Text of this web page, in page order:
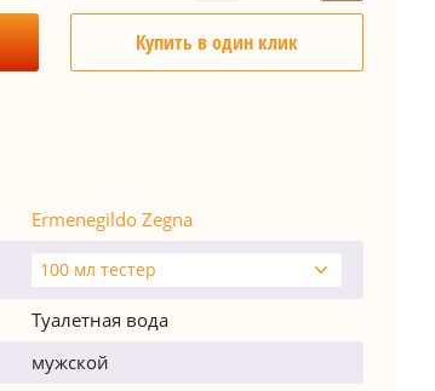
Купить в один клик
Ermenegildo Zegna
100 мл тестер
Туалетная вода
мужской